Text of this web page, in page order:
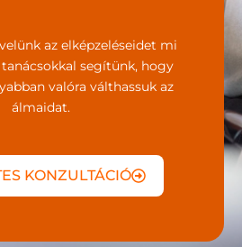
az elképzeléseidet mi
segítünk, hogy
valóra válthassuk az
álmaidat.
KONZULTÁCIÓ